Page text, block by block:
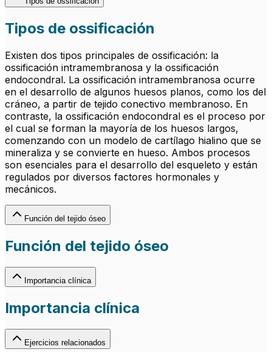
Tipos de ossificación
Existen dos tipos principales de ossificación: la
ossificación intramembranosa y la ossificación
endocondral. La ossificación intramembranosa ocurre
en el desarrollo de algunos huesos planos, como los del
cráneo, a partir de tejido conectivo membranoso. En
contraste, la ossificación endocondral es el proceso por
el cual se forman la mayoría de los huesos largos,
comenzando con un modelo de cartílago hialino que se
mineraliza y se convierte en hueso. Ambos procesos
son esenciales para el desarrollo del esqueleto y están
regulados por diversos factores hormonales y
mecánicos.
Función del tejido óseo
Función del tejido óseo
Importancia clínica
Importancia clínica
Ejercicios relacionados